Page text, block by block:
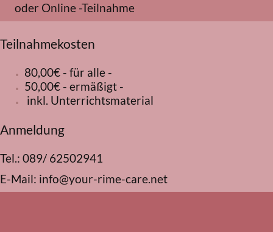
oder Online -Teilnahme
Teilnahmekosten
80,00€ - für alle -
50,00€ - ermäßigt -
inkl. Unterrichtsmaterial
Anmeldung
Tel.: 089/ 62502941
E-Mail: info@your-rime-care.net